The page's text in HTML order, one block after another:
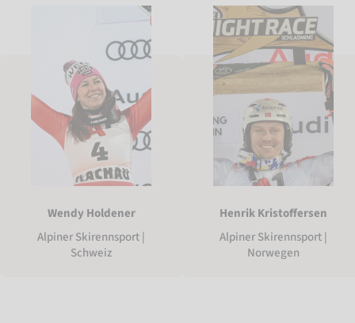
Wendy Holdener
Alpiner Skirennsport |
Schweiz
Henrik Kristoffersen
Alpiner Skirennsport |
Norwegen